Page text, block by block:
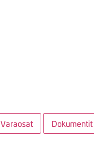
Varaosat Dokumentit